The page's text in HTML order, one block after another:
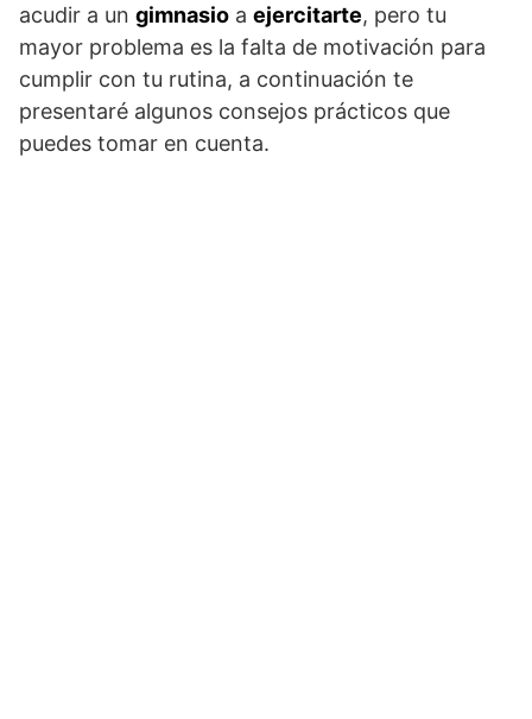
acudir a un gimnasio a ejercitarte, pero tu
mayor problema es la falta de motivación para
cumplir con tu rutina, a continuación te
presentaré algunos consejos prácticos que
puedes tomar en cuenta.